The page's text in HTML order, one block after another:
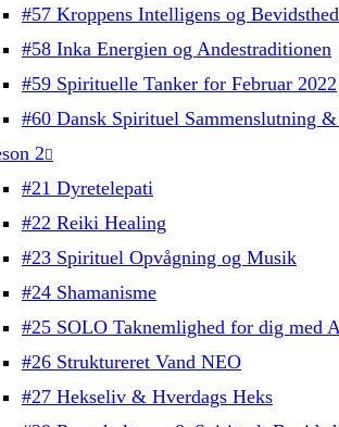
#57 Kroppens Intelligens og Bevidsthed
#58 Inka Energien og Andestraditionen
#59 Spirituelle Tanker for Februar 2022
#60 Dansk Spirituel Sammenslutning
2
#21 Dyretelepati
#22 Reiki Healing
#23 Spirituel Opvågning og Musik
#24 Shamanisme
#25 SOLO Taknemlighed for dig med
#26 Struktureret Vand NEO
#27 Hekseliv & Hverdags Heks